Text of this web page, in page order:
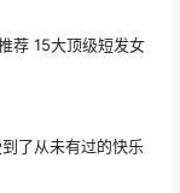
荐 15大顶级短发女
了从未有过的快乐